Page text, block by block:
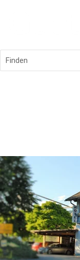
Finden